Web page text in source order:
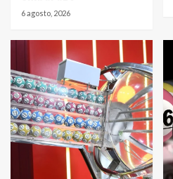
6 agosto, 2026